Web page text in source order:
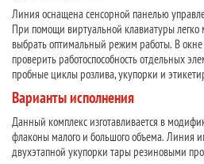
Линия оснащена сенсорной панелью
При помощи виртуальной клавиатуры
выбрать оптимальный режим работы. В
проверить работоспособность отдельных
пробные циклы розлива, укупорки и
Варианты исполнения
Данный комплекс изготавливается в
флаконы малого и большого объема. Линия
двухэтапной укупорки тары резиновыми